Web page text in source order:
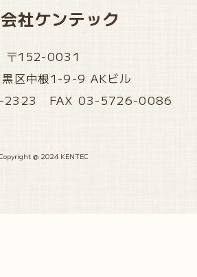
社ケンテック
〒152-0031
黒区中根1-9-9 AKビル
2323 FAX 03-5726-0086
@ 2024 KENTEC